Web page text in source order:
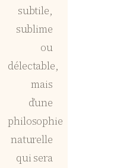
subtile,
sublime
ou
délectable,
mais
d’une
philosophie
naturelle
qui sera